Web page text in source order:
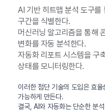
AI 기반 히트맵 분석 도구를
구간을 식별한다.
머신러닝 알고리즘을 통해
변화를 자동 분석한다.
자동화 리포트 시스템을 구
상태를 모니터링한다.
이러한 첨단 기술의 도입은 효
가능하게 만든다.
결국, AI와 자동화는 단순한 분